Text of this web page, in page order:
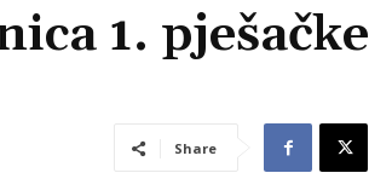
1. pješačke
Share